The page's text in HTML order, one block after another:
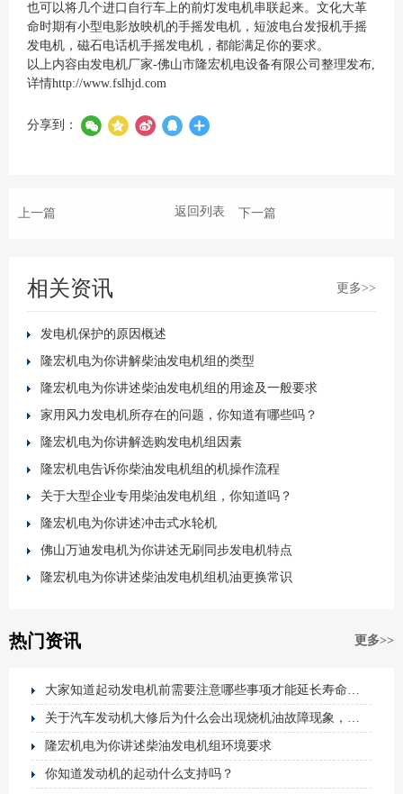
也可以将几个进口自行车上的前灯发电机串联起来。文化大革
命时期有小型电影放映机的手摇发电机，短波电台发报机手摇
发电机，磁石电话机手摇发电机，都能满足你的要求。
以上内容由发电机厂家-佛山市隆宏机电设备有限公司整理发布,
详情http://www.fslhjd.com
分享到：
上一篇 下一篇
返回列表
相关资讯 更多>>
发电机保护的原因概述
隆宏机电为你讲解柴油发电机组的类型
隆宏机电为你讲述柴油发电机组的用途及一般要求
家用风力发电机所存在的问题，你知道有哪些吗？
隆宏机电为你讲解选购发电机组因素
隆宏机电告诉你柴油发电机组的机操作流程
关于大型企业专用柴油发电机组，你知道吗？
隆宏机电为你讲述冲击式水轮机
佛山万迪发电机为你讲述无刷同步发电机特点
隆宏机电为你讲述柴油发电机组机油更换常识
热门资讯 更多>>
大家知道起动发电机前需要注意哪些事项才能延长寿命吗？
关于汽车发动机大修后为什么会出现烧机油故障现象，你知道吗？
隆宏机电为你讲述柴油发电机组环境要求
你知道发动机的起动什么支持吗？